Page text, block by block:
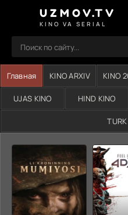
UZMOV.TV
KINO VA SERIAL
Главная KINO ARXIV KINO
UJAS KINO HIND KINO